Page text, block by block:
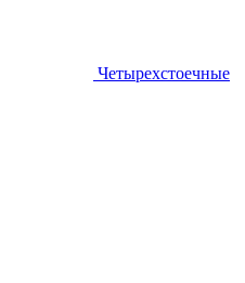
Четырехстоечные